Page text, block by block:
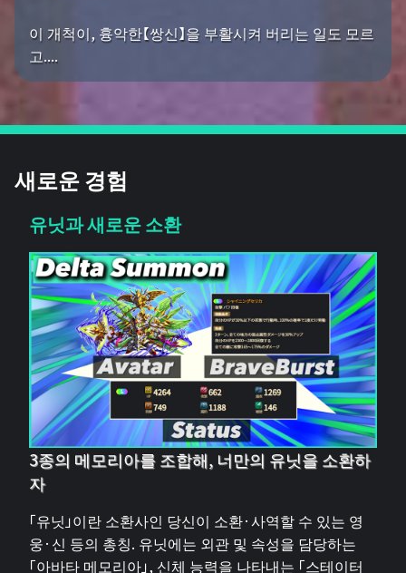
이 개척이, 흉악한【쌍신】을 부활시켜 버리는 일도 모르
고....
새로운 경험
유닛과 새로운 소환
3종의 메모리아를 조합해, 너만의 유닛을 소환하
자
「유닛」이란 소환사인 당신이 소환·사역할 수 있는 영
웅·신 등의 총칭. 유닛에는 외관 및 속성을 담당하는
「아바타 메모리아」, 신체 능력을 나타내는 「스테이터